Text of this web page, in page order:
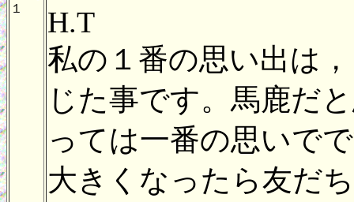
１
私の１番の思い出は
じた事です。馬鹿だ
っては一番の思い
大きくなったら友だ